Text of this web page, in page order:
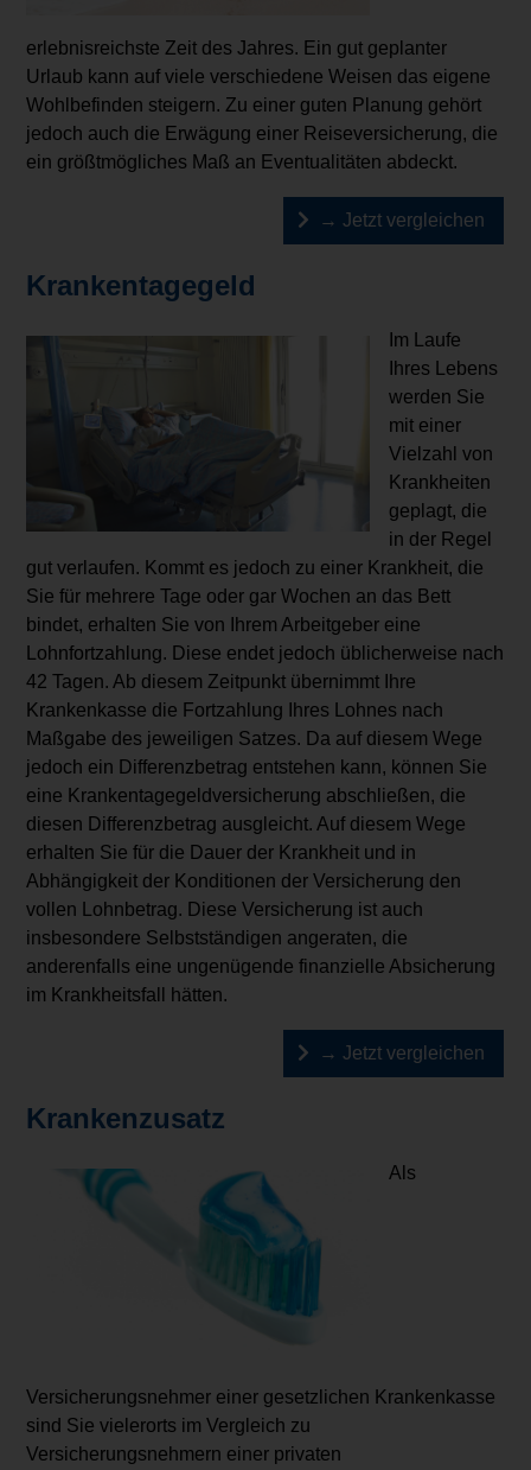
erlebnisreichste Zeit des Jahres. Ein gut geplanter
Urlaub kann auf viele verschiedene Weisen das eigene
Wohlbefinden steigern. Zu einer guten Planung gehört
jedoch auch die Erwägung einer Reiseversicherung, die
ein größtmögliches Maß an Eventualitäten abdeckt.
→ Jetzt vergleichen
Krankentagegeld
Im Laufe
Ihres Lebens
werden Sie
mit einer
Vielzahl von
Krankheiten
geplagt, die
in der Regel
gut verlaufen. Kommt es jedoch zu einer Krankheit, die
Sie für mehrere Tage oder gar Wochen an das Bett
bindet, erhalten Sie von Ihrem Arbeitgeber eine
Lohnfortzahlung. Diese endet jedoch üblicherweise nach
42 Tagen. Ab diesem Zeitpunkt übernimmt Ihre
Krankenkasse die Fortzahlung Ihres Lohnes nach
Maßgabe des jeweiligen Satzes. Da auf diesem Wege
jedoch ein Differenzbetrag entstehen kann, können Sie
eine Krankentagegeldversicherung abschließen, die
diesen Differenzbetrag ausgleicht. Auf diesem Wege
erhalten Sie für die Dauer der Krankheit und in
Abhängigkeit der Konditionen der Versicherung den
vollen Lohnbetrag. Diese Versicherung ist auch
insbesondere Selbstständigen angeraten, die
anderenfalls eine ungenügende finanzielle Absicherung
im Krankheitsfall hätten.
→ Jetzt vergleichen
Krankenzusatz
Als
Versicherungsnehmer einer gesetzlichen Krankenkasse
sind Sie vielerorts im Vergleich zu
Versicherungsnehmern einer privaten